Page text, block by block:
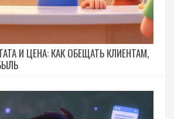
И ЦЕНА: КАК ОБЕЩАТЬ КЛИЕНТАМ,